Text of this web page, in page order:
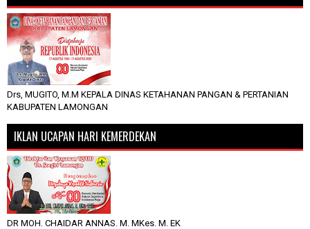
Drs, MUGITO, M.M KEPALA DINAS KETAHANAN PANGAN & PERTANIAN
KABUPATEN LAMONGAN
IKLAN UCAPAN HARI KEMERDEKAN
DR MOH. CHAIDAR ANNAS. M. MKes. M. EK